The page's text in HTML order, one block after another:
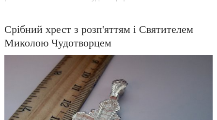
Срібний хрест з розп'яттям і Святителем
Миколою Чудотворцем